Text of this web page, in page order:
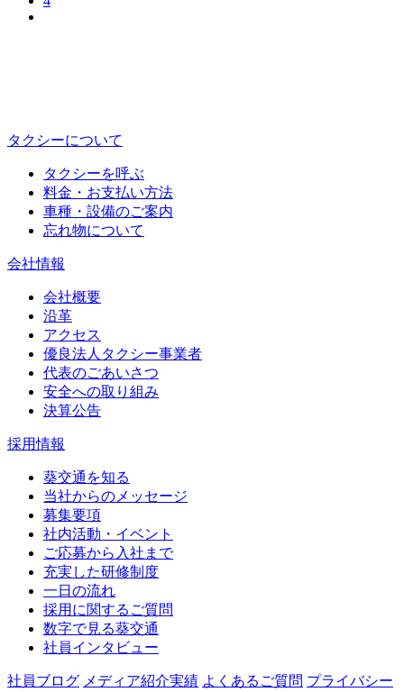
タクシーについて
タクシーを呼ぶ
料金・お支払い方法
車種・設備のご案内
忘れ物について
会社情報
会社概要
沿革
アクセス
優良法人タクシー事業者
代表のごあいさつ
安全への取り組み
決算公告
採用情報
葵交通を知る
当社からのメッセージ
募集要項
社内活動・イベント
ご応募から入社まで
充実した研修制度
一日の流れ
採用に関するご質問
数字で見る葵交通
社員インタビュー
社員ブログ メディア紹介実績 よくあるご質問 プライバシー